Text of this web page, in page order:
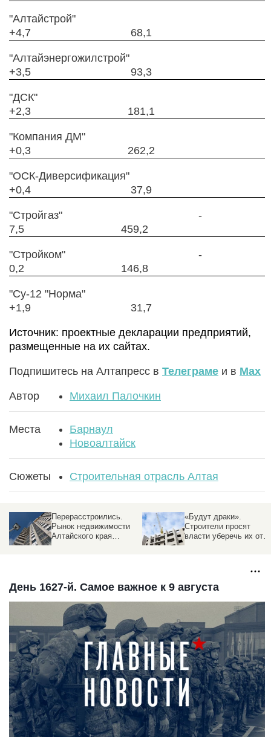
"Алтайстрой"
+4,7 68,1
"Алтайэнергожилстрой"
+3,5 93,3
"ДСК"
+2,3 181,1
"Компания ДМ"
+0,3 262,2
"ОСК-Диверсификация"
+0,4 37,9
"Стройгаз" -
7,5 459,2
"Стройком" -
0,2 146,8
"Су-12 "Норма"
+1,9 31,7
Источник: проектные декларации предприятий,
размещенные на их сайтах.
Подпишитесь на Алтапресс в Телеграме и в Max
Автор Михаил Палочкин
Места
Барнаул
Новоалтайск
Сюжеты Строительная отрасль Алтая
Перерасстроились.
Рынок недвижимости
Алтайского края
«Будут драки».
Строители просят
власти уберечь их от
День 1627-й. Самое важное к 9 августа